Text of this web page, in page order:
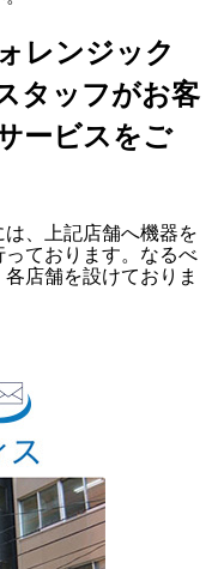
レンジック
タッフがお客
ービスをご
、上記店舗へ機器を
ております。なるべ
店舗を設けておりま